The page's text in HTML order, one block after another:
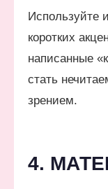
Используйте
коротких
написанные
стать
зрением.
4.